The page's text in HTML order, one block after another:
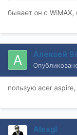
бывает он с
Алексей
пользую acer
Alexgl